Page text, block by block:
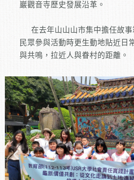
巖觀音寺歷史發展沿革 。
在去年山山山市集中擔任故
民眾參與活動時更生動地貼近日
與共鳴，拉近人與眷村的距離。